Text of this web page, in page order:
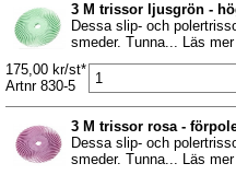
3 M trissor ljusgrön -
Dessa slip- och
smeder. Tunna... Läs mer
175,00 kr/st*
Artnr 830-5
3 M trissor rosa -
Dessa slip- och
smeder. Tunna... Läs mer